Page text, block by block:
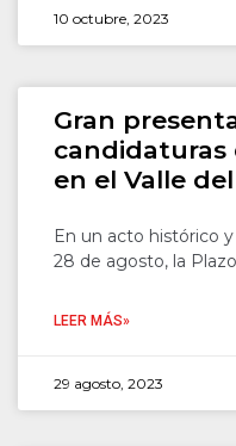
10 octubre, 2023
Gran
candidaturas
en el Valle
En un acto histórico
28 de agosto, la
LEER MÁS»
29 agosto, 2023